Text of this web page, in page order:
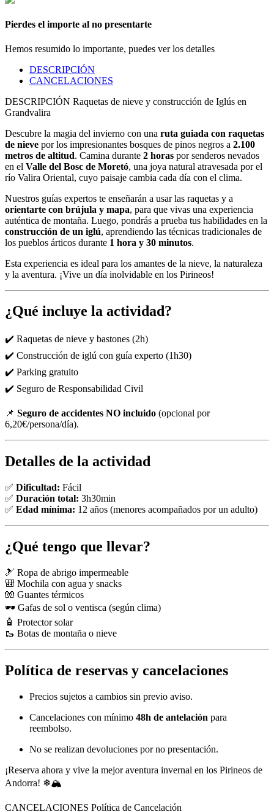
Pierdes el importe al no presentarte
Hemos resumido lo importante, puedes verlos detalles
DESCRIPCIÓN
CANCELACIONES
DESCRIPCIÓN Raquetas de nieve y construcción de Iglús en
Grandvalira
Descubre la magia del invierno con una ruta guiada con raquetas
de nieve por los impresionantes bosques de pinos negros a 2.100
metros de altitud. Camina durante 2 horas por senderos nevados
en el Valle del Bosc de Moretó, una joya natural atravesada por el
río Valira Oriental, cuyo paisaje cambia cada día con el clima.
Nuestros guías expertos te enseñarán a usar las raquetas y a
orientarte con brújula y mapa, para que vivas una experiencia
auténtica de montaña. Luego, pondrás a prueba tus habilidades en la
construcción de un iglú, aprendiendo las técnicas tradicionales de
los pueblos árticos durante 1 hora y 30 minutos.
Esta experiencia es ideal para los amantes de la nieve, la naturaleza
y la aventura. ¡Vive un día inolvidable en los Pirineos!
¿Qué incluye la actividad?
✔️ Raquetas de nieve y bastones (2h)
✔️ Construcción de iglú con guía experto (1h30)
✔️ Parking gratuito
✔️ Seguro de Responsabilidad Civil
📌 Seguro de accidentes NO incluido (opcional por
6,20€/persona/día).
Detalles de la actividad
✅ Dificultad: Fácil
✅ Duración total: 3h30min
✅ Edad mínima: 12 años (menores acompañados por un adulto)
¿Qué tengo que llevar?
🎿 Ropa de abrigo impermeable
🎒 Mochila con agua y snacks
🧤 Guantes térmicos
🕶 Gafas de sol o ventisca (según clima)
🧴 Protector solar
🥾 Botas de montaña o nieve
Política de reservas y cancelaciones
Precios sujetos a cambios sin previo aviso.
Cancelaciones con mínimo 48h de antelación para
reembolso.
No se realizan devoluciones por no presentación.
¡Reserva ahora y vive la mejor aventura invernal en los Pirineos de
Andorra! ❄🏔
CANCELACIONES Política de Cancelación